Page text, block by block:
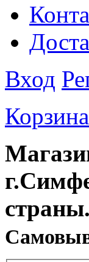
Вход
страны.